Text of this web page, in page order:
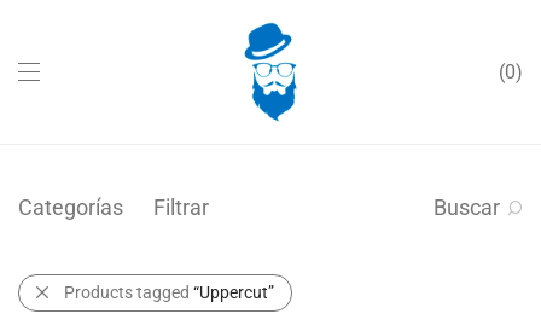
0
Categorías Filtrar Buscar
Products tagged “Uppercut”